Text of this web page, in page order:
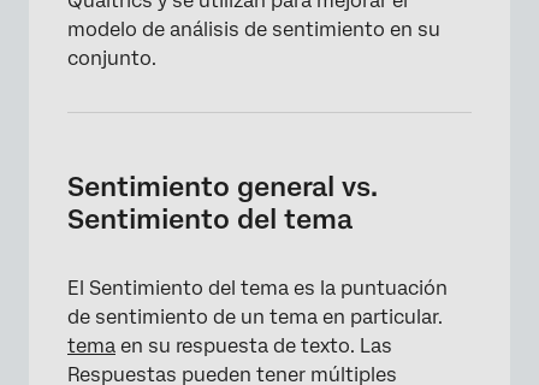
modelo de análisis de sentimiento en su
conjunto.
Sentimiento general vs.
Sentimiento del tema
El Sentimiento del tema es la puntuación
de sentimiento de un tema en particular.
tema en su respuesta de texto. Las
Respuestas pueden tener múltiples